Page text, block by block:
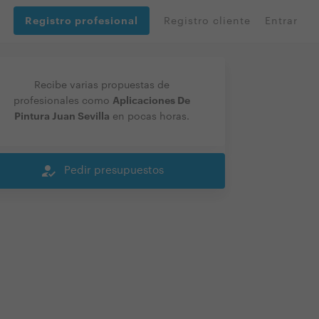
Registro profesional Registro cliente Entrar
Recibe varias propuestas de
profesionales como Aplicaciones De
Pintura Juan Sevilla en pocas horas.
how_to_reg Pedir presupuestos